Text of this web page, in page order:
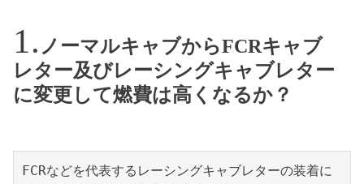
ノーマルキャブからFCRキャブ
レター及びレーシングキャブレター
に変更して燃費は高くなるか？
FCRなどを代表するレーシングキャブレターの装着に